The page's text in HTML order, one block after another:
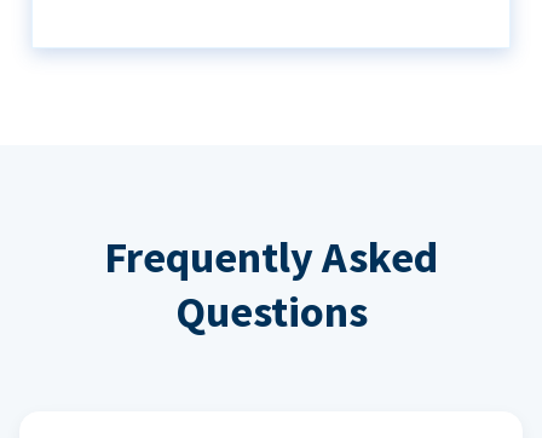
Frequently Asked
Questions